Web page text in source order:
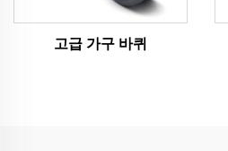
고급 가구 바퀴